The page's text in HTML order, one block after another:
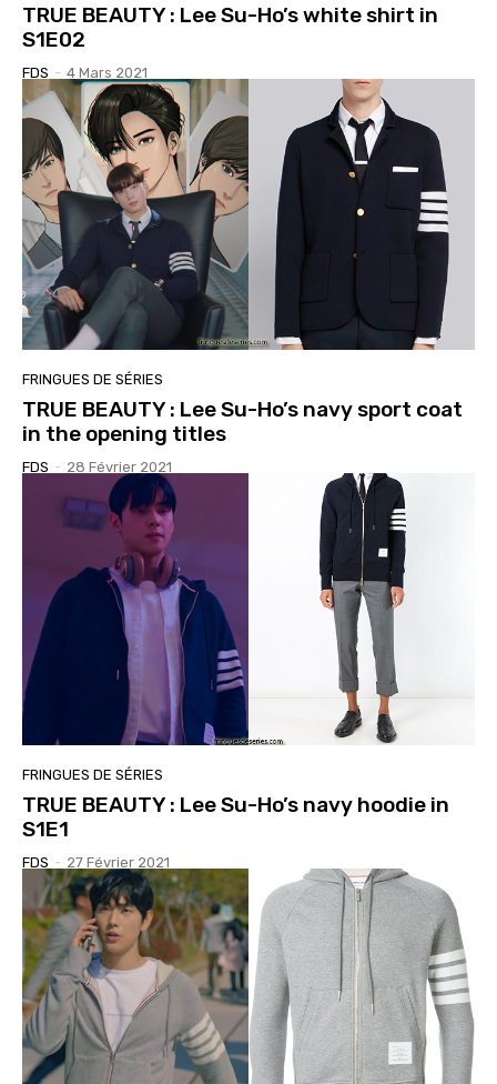
TRUE BEAUTY : Lee Su-Ho’s white shirt in
S1E02
FDS - 4 Mars 2021
FRINGUES DE SÉRIES
TRUE BEAUTY : Lee Su-Ho’s navy sport coat
in the opening titles
FDS - 28 Février 2021
FRINGUES DE SÉRIES
TRUE BEAUTY : Lee Su-Ho’s navy hoodie in
S1E1
FDS - 27 Février 2021